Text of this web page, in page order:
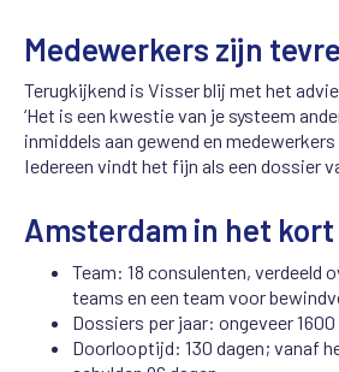
Medewerkers zijn
Terugkijkend is Visser blij met het
‘Het is een kwestie van je systeem
inmiddels aan gewend en
Iedereen vindt het fijn als een dossier
Amsterdam in het kort
Team: 18 consulenten, verdeeld
teams en een team voor
Dossiers per jaar: ongeveer 1600
Doorlooptijd: 130 dagen; vanaf